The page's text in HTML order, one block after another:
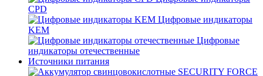
CPD
Цифровые индикаторы
KEM
Цифровые
индикаторы отечественные
Источники питания